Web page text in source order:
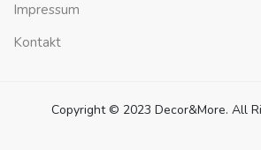
Impressum
Kontakt
Copyright © 2023 Decor&More. All